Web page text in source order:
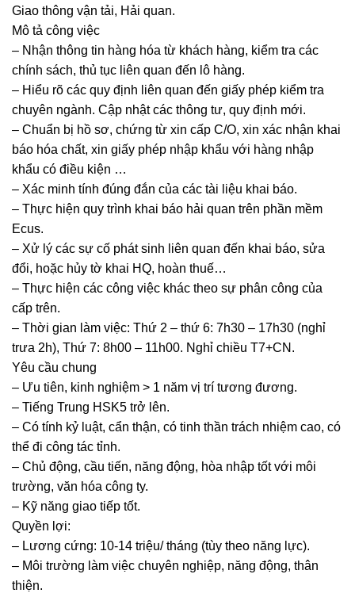
Giao thông vận tải, Hải quan.
Mô tả công việc
– Nhận thông tin hàng hóa từ khách hàng, kiểm tra các
chính sách, thủ tục liên quan đến lô hàng.
– Hiểu rõ các quy định liên quan đến giấy phép kiểm tra
chuyên ngành. Cập nhật các thông tư, quy định mới.
– Chuẩn bị hồ sơ, chứng từ xin cấp C/O, xin xác nhận khai
báo hóa chất, xin giấy phép nhập khẩu với hàng nhập
khẩu có điều kiện …
– Xác minh tính đúng đắn của các tài liệu khai báo.
– Thực hiện quy trình khai báo hải quan trên phần mềm
Ecus.
– Xử lý các sự cố phát sinh liên quan đến khai báo, sửa
đổi, hoặc hủy tờ khai HQ, hoàn thuế…
– Thực hiện các công việc khác theo sự phân công của
cấp trên.
– Thời gian làm việc: Thứ 2 – thứ 6: 7h30 – 17h30 (nghỉ
trưa 2h), Thứ 7: 8h00 – 11h00. Nghỉ chiều T7+CN.
Yêu cầu chung
– Ưu tiên, kinh nghiệm > 1 năm vị trí tương đương.
– Tiếng Trung HSK5 trở lên.
– Có tính kỷ luật, cẩn thận, có tinh thần trách nhiệm cao, có
thể đi công tác tỉnh.
– Chủ động, cầu tiến, năng động, hòa nhập tốt với môi
trường, văn hóa công ty.
– Kỹ năng giao tiếp tốt.
Quyền lợi:
– Lương cứng: 10-14 triệu/ tháng (tùy theo năng lực).
– Môi trường làm việc chuyên nghiệp, năng động, thân
thiện.